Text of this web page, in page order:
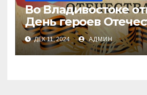
Во Владивостоке
День героев
ДЕК 11, 2024 АДМИН